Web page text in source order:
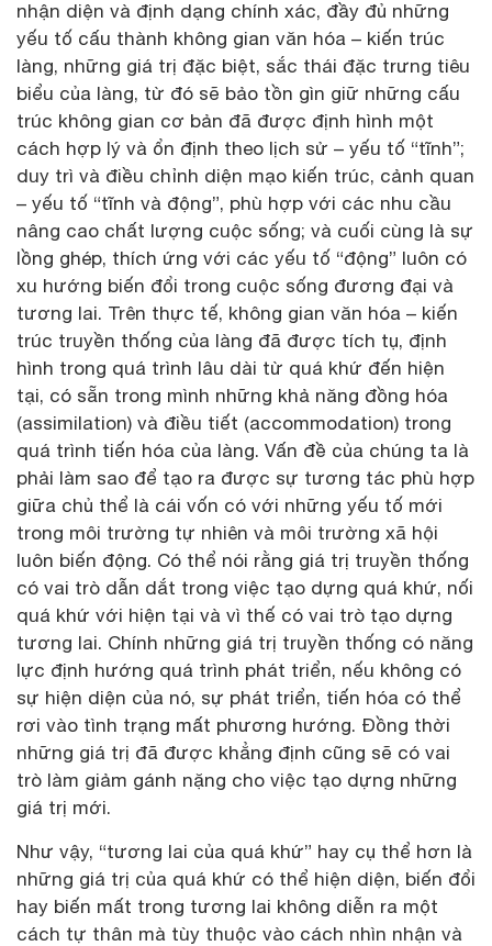
nhận diện và định dạng chính xác, đầy đủ những
yếu tố cấu thành không gian văn hóa – kiến trúc
làng, những giá trị đặc biệt, sắc thái đặc trưng tiêu
biểu của làng, từ đó sẽ bảo tồn gìn giữ những cấu
trúc không gian cơ bản đã được định hình một
cách hợp lý và ổn định theo lịch sử – yếu tố “tĩnh”;
duy trì và điều chỉnh diện mạo kiến trúc, cảnh quan
– yếu tố “tĩnh và động”, phù hợp với các nhu cầu
nâng cao chất lượng cuộc sống; và cuối cùng là sự
lồng ghép, thích ứng với các yếu tố “động” luôn có
xu hướng biến đổi trong cuộc sống đương đại và
tương lai. Trên thực tế, không gian văn hóa – kiến
trúc truyền thống của làng đã được tích tụ, định
hình trong quá trình lâu dài từ quá khứ đến hiện
tại, có sẵn trong mình những khả năng đồng hóa
(assimilation) và điều tiết (accommodation) trong
quá trình tiến hóa của làng. Vấn đề của chúng ta là
phải làm sao để tạo ra được sự tương tác phù hợp
giữa chủ thể là cái vốn có với những yếu tố mới
trong môi trường tự nhiên và môi trường xã hội
luôn biến động. Có thể nói rằng giá trị truyền thống
có vai trò dẫn dắt trong việc tạo dựng quá khứ, nối
quá khứ với hiện tại và vì thế có vai trò tạo dựng
tương lai. Chính những giá trị truyền thống có năng
lực định hướng quá trình phát triển, nếu không có
sự hiện diện của nó, sự phát triển, tiến hóa có thể
rơi vào tình trạng mất phương hướng. Đồng thời
những giá trị đã được khẳng định cũng sẽ có vai
trò làm giảm gánh nặng cho việc tạo dựng những
giá trị mới.
Như vậy, “tương lai của quá khứ” hay cụ thể hơn là
những giá trị của quá khứ có thể hiện diện, biến đổi
hay biến mất trong tương lai không diễn ra một
cách tự thân mà tùy thuộc vào cách nhìn nhận và